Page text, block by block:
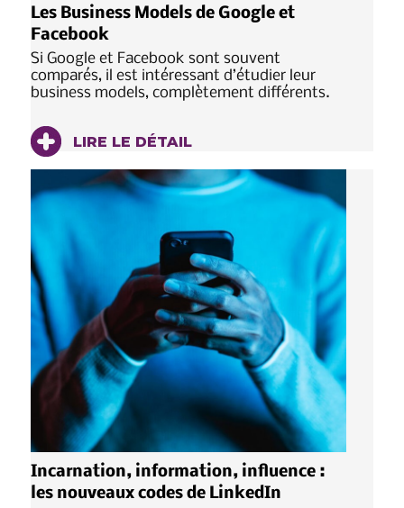
Les Business Models de Google et
Facebook
Si Google et Facebook sont souvent
comparés, il est intéressant d’étudier leur
business models, complètement différents.
LIRE LE DÉTAIL
Incarnation, information, influence :
les nouveaux codes de LinkedIn